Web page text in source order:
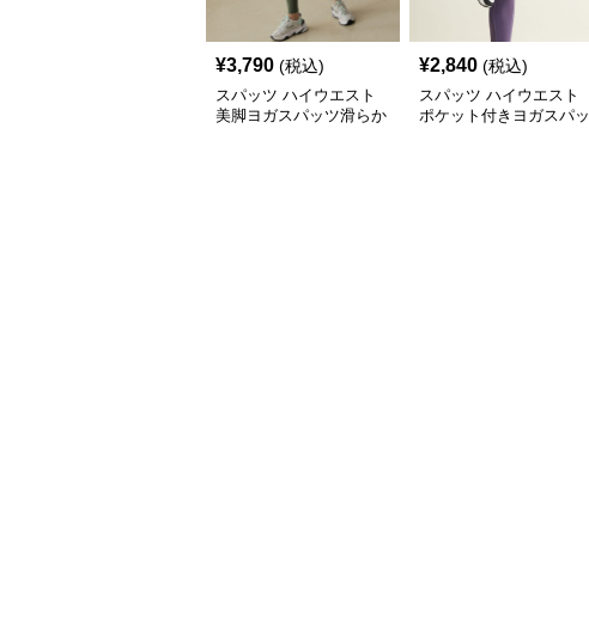
¥3,790 (税込)
スパッツ ハイウエスト
美脚ヨガスパッツ滑らか
¥2,840 (税込)
スパッツ ハイウエスト
ポケット付きヨガスパッ